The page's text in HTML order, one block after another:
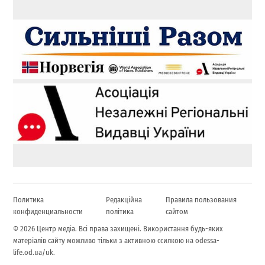
Политика
конфиденциальности
Редакційна
політика
Правила пользования
сайтом
© 2026 Центр медіа. Всі права захищені. Використання будь-яких
матеріалів сайту можливо тільки з активною ссилкою на odessa-
life.od.ua/uk.